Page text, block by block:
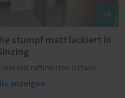
stumpf matt lackiert in
mit raffinierten Details
anzeigen